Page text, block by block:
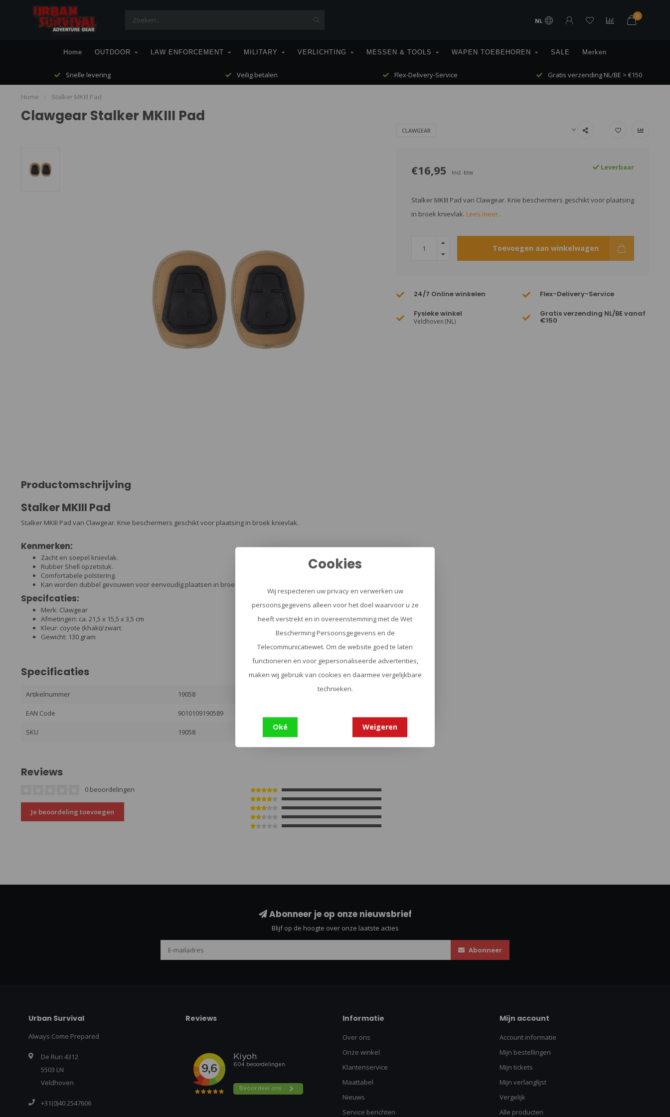
NL
0
Home OUTDOOR LAW ENFORCEMENT MILITARY VERLICHTING MESSEN & TOOLS WAPEN TOEBEHOREN SALE Merken
Snelle levering Veilig betalen Flex-Delivery-Service Gratis verzending NL/BE > €150
Home Stalker MKIII Pad
Clawgear Stalker MKIII Pad
CLAWGEAR
€16,95 Incl. btw
Leverbaar
Stalker MKIII Pad van Clawgear. Knie beschermers geschikt voor plaatsing
in broek knievlak. Lees meer..
Toevoegen aan winkelwagen
24/7 Online winkelen Flex-Delivery-Service
Fysieke winkel
Veldhoven (NL)
Gratis verzending NL/BE vanaf
€150
Productomschrijving
Stalker MKIII Pad
Stalker MKIII Pad van Clawgear. Knie beschermers geschikt voor plaatsing in broek knievlak.
Kenmerken:
Zacht en soepel knievlak.
Rubber Shell opzetstuk.
Comfortabele polstering.
Kan worden dubbel gevouwen voor eenvoudig plaatsen in broekvak.
Specifcaties:
Merk: Clawgear
Afmetingen: ca. 21,5 x 15,5 x 3,5 cm
Kleur: coyote (khaki)/zwart
Gewicht: 130 gram
Specificaties
Artikelnummer 19058
EAN Code 9010109190589
SKU 19058
Reviews
0 beoordelingen
Je beoordeling toevoegen
Abonneer je op onze nieuwsbrief
Blijf op de hoogte over onze laatste acties
Abonneer
Urban Survival
Always Come Prepared
De Run 4312
5503 LN
Veldhoven
+31(0)40 2547606
Reviews Informatie
Over ons
Onze winkel
Klantenservice
Maattabel
Nieuws
Service berichten
Mijn account
Account informatie
Mijn bestellingen
Mijn tickets
Mijn verlanglijst
Vergelijk
Alle producten
Cookies
Wij respecteren uw privacy en verwerken uw
persoonsgegevens alleen voor het doel waarvoor u ze
heeft verstrekt en in overeenstemming met de Wet
Bescherming Persoonsgegevens en de
Telecommunicatiewet. Om de website goed te laten
functioneren en voor gepersonaliseerde advertenties,
maken wij gebruik van cookies en daarmee vergelijkbare
technieken.
Oké Weigeren